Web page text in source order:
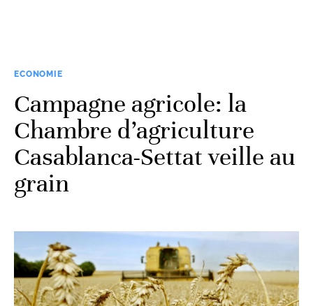
ECONOMIE
Campagne agricole: la
Chambre d’agriculture
Casablanca-Settat veille au
grain